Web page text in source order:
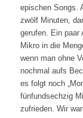
epischen Songs.
zwölf Minuten,
gerufen. Ein paar
Mikro in die
wenn man ohne
nochmal aufs
es folgt noch
fünfundsechzig
zufrieden. Wir